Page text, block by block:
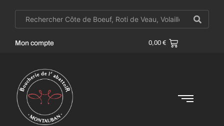
Mon compte 0,00 €